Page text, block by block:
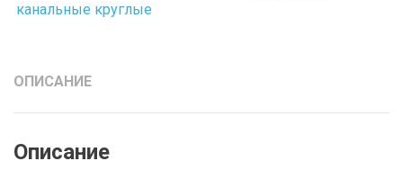
канальные круглые
ОПИСАНИЕ
Описание